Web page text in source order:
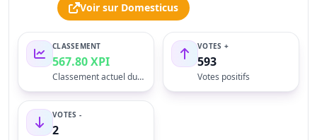
Voir sur Domesticus
CLASSEMENT
567.80 XPI
Classement actuel du profil
VOTES +
593
Votes positifs
VOTES -
2